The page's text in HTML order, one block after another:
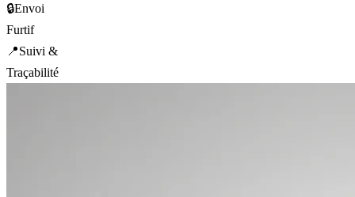
🔒Envoi
Furtif
📍Suivi &
Traçabilité